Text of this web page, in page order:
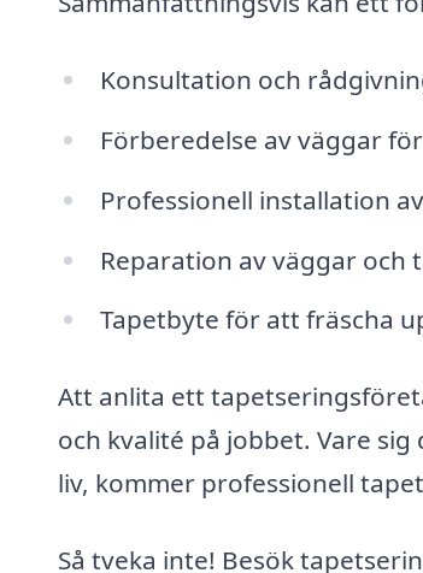
Konsultation och
Förberedelse av väggar
Professionell installation
Reparation av väggar och
Tapetbyte för att fräscha
Att anlita ett
och kvalité på jobbet. Vare
liv, kommer professionell
Så tveka inte! Besök